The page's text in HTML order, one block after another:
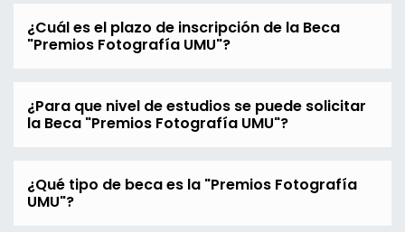
¿Cuál es el plazo de inscripción de la Beca
"Premios Fotografía UMU"?
¿Para que nivel de estudios se puede solicitar
la Beca "Premios Fotografía UMU"?
¿Qué tipo de beca es la "Premios Fotografía
UMU"?